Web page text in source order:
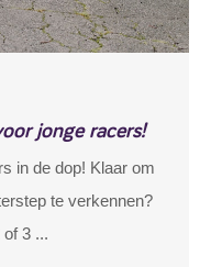
jonge racers!
in de dop! Klaar om
te verkennen?
3 ...